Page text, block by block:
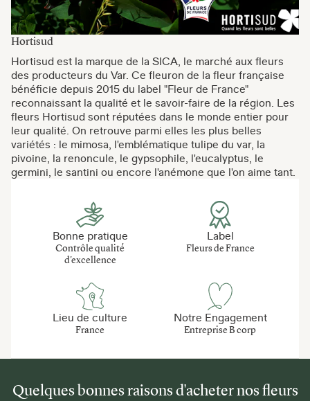
Hortisud
Hortisud est la marque de la SICA, le marché aux fleurs
des producteurs du Var. Ce fleuron de la fleur française
bénéficie depuis 2015 du label "Fleur de France"
reconnaissant la qualité et le savoir-faire de la région. Les
fleurs Hortisud sont réputées dans le monde entier pour
leur qualité. On retrouve parmi elles les plus belles
variétés : le mimosa, l'emblématique tulipe du var, la
pivoine, la renoncule, le gypsophile, l'eucalyptus, le
germini, le santini ou encore l'anémone que l'on aime tant.
Bonne pratique
Contrôle qualité
d'excellence
Label
Fleurs de France
Lieu de culture
France
Notre Engagement
Entreprise B corp
Quelques bonnes raisons d'acheter nos fleurs